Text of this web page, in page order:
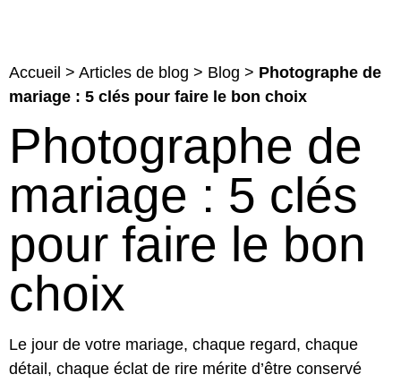
Accueil > Articles de blog > Blog > Photographe de
mariage : 5 clés pour faire le bon choix
Photographe de
mariage : 5 clés
pour faire le bon
choix
Le jour de votre mariage, chaque regard, chaque
détail, chaque éclat de rire mérite d’être conservé